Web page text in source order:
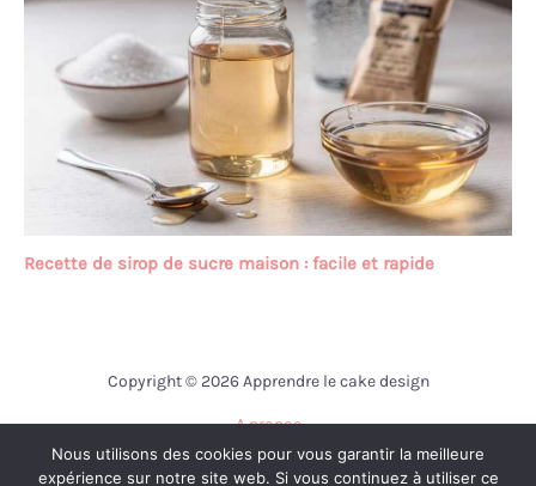
Recette de sirop de sucre maison : facile et rapide
Copyright © 2026 Apprendre le cake design
A propos
Contact
Nous utilisons des cookies pour vous garantir la meilleure
expérience sur notre site web. Si vous continuez à utiliser ce